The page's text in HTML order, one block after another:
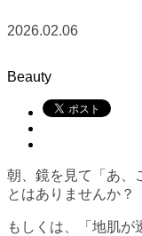
2026.02.06
Beauty
朝、鏡を見て「あ、
とはありませんか？
もしくは、「地肌が